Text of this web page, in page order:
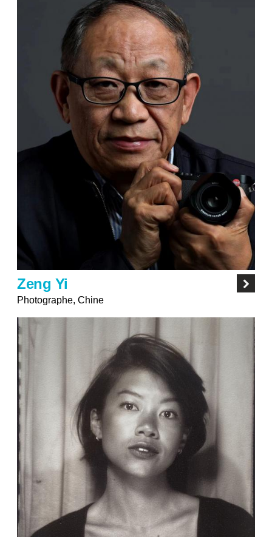
Zeng Yi
Photographe, Chine